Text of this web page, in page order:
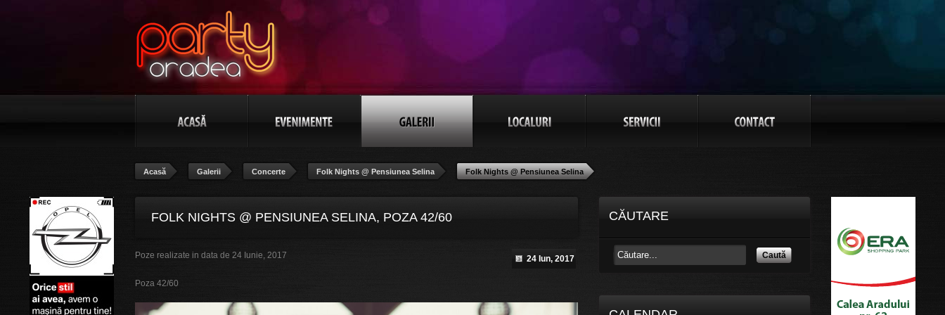
Acasă Galerii Concerte Folk Nights @ Pensiunea Selina Folk Nights @ Pensiunea Selina
FOLK NIGHTS @ PENSIUNEA SELINA, POZA 42/60
24 Iun, 2017
Poze realizate in data de 24 Iunie, 2017
Poza 42/60
CĂUTARE
Caută